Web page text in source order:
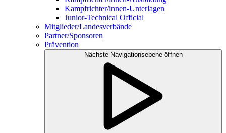
Kampfrichter/innen-Unterlagen
Junior-Technical Official
Mitglieder/Landesverbände
Partner/Sponsoren
Prävention
Nächste Navigationsebene öffnen